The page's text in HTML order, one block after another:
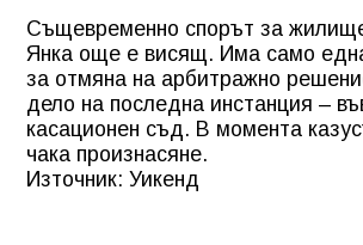
Същевременно спорът за
Янка още е висящ. Има само
за отмяна на арбитражно
дело на последна инстанция –
касационен съд. В момента
чака произнасяне.
Източник: Уикенд